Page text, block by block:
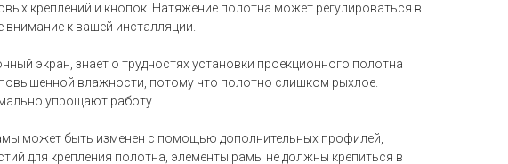
креплений и кнопок. Натяжение полотна может регулироваться в
к вашей инсталляции.
экран, знает о трудностях установки проекционного полотна
влажности, потому что полотно слишком рыхлое.
упрощают работу.
может быть изменен с помощью дополнительных профилей,
для крепления полотна, элементы рамы не должны крепиться в